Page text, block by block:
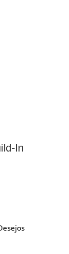
In